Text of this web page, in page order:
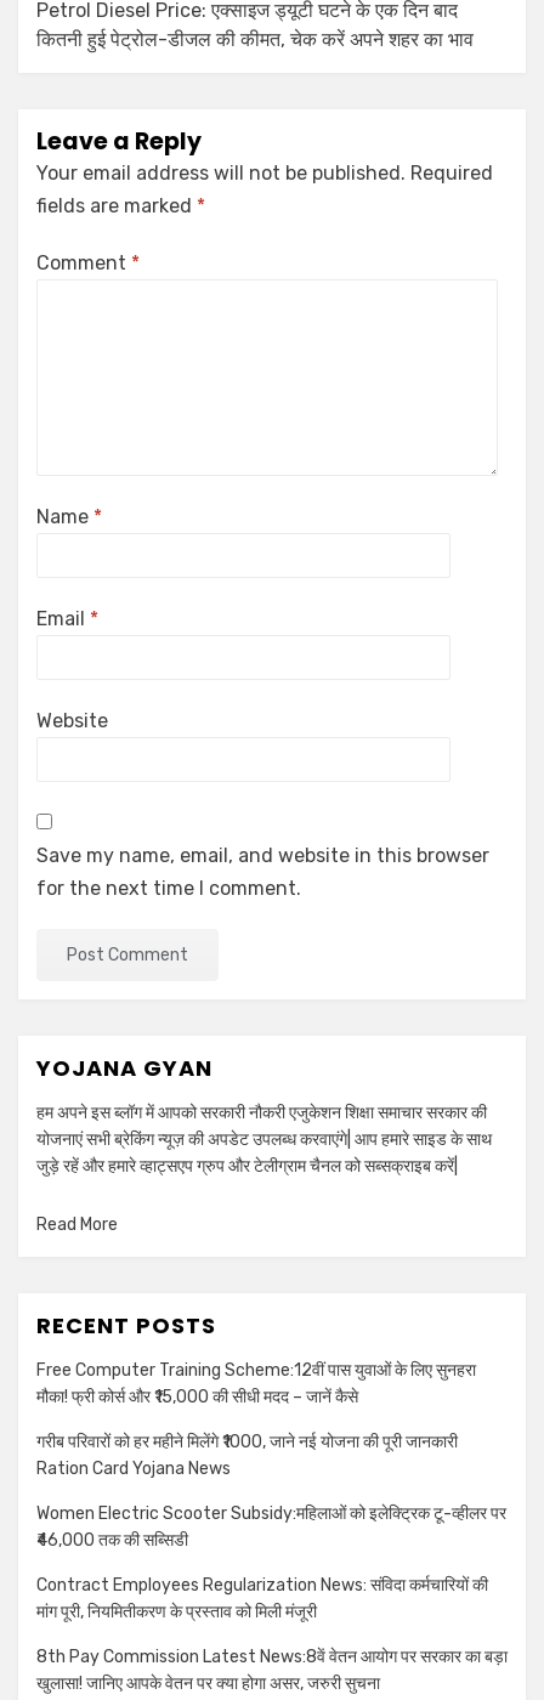
Petrol Diesel Price: एक्साइज ड्यूटी घटने के एक दिन बाद
कितनी हुई पेट्रोल-डीजल की कीमत, चेक करें अपने शहर का भाव
Leave a Reply
Your email address will not be published. Required
fields are marked *
Comment *
Name *
Email *
Website
Save my name, email, and website in this browser
for the next time I comment.
YOJANA GYAN
हम अपने इस ब्लॉग में आपको सरकारी नौकरी एजुकेशन शिक्षा समाचार सरकार की
योजनाएं सभी ब्रेकिंग न्यूज़ की अपडेट उपलब्ध करवाएंगे| आप हमारे साइड के साथ
जुड़े रहें और हमारे व्हाट्सएप ग्रुप और टेलीग्राम चैनल को सब्सक्राइब करें|
Read More
RECENT POSTS
Free Computer Training Scheme:12वीं पास युवाओं के लिए सुनहरा
मौका! फ्री कोर्स और ₹15,000 की सीधी मदद – जानें कैसे
गरीब परिवारों को हर महीने मिलेंगे ₹1000, जाने नई योजना की पूरी जानकारी
Ration Card Yojana News
Women Electric Scooter Subsidy:महिलाओं को इलेक्ट्रिक टू-व्हीलर पर
₹46,000 तक की सब्सिडी
Contract Employees Regularization News: संविदा कर्मचारियों की
मांग पूरी, नियमितीकरण के प्रस्ताव को मिली मंजूरी
8th Pay Commission Latest News:8वें वेतन आयोग पर सरकार का बड़ा
खुलासा! जानिए आपके वेतन पर क्या होगा असर, जरुरी सुचना